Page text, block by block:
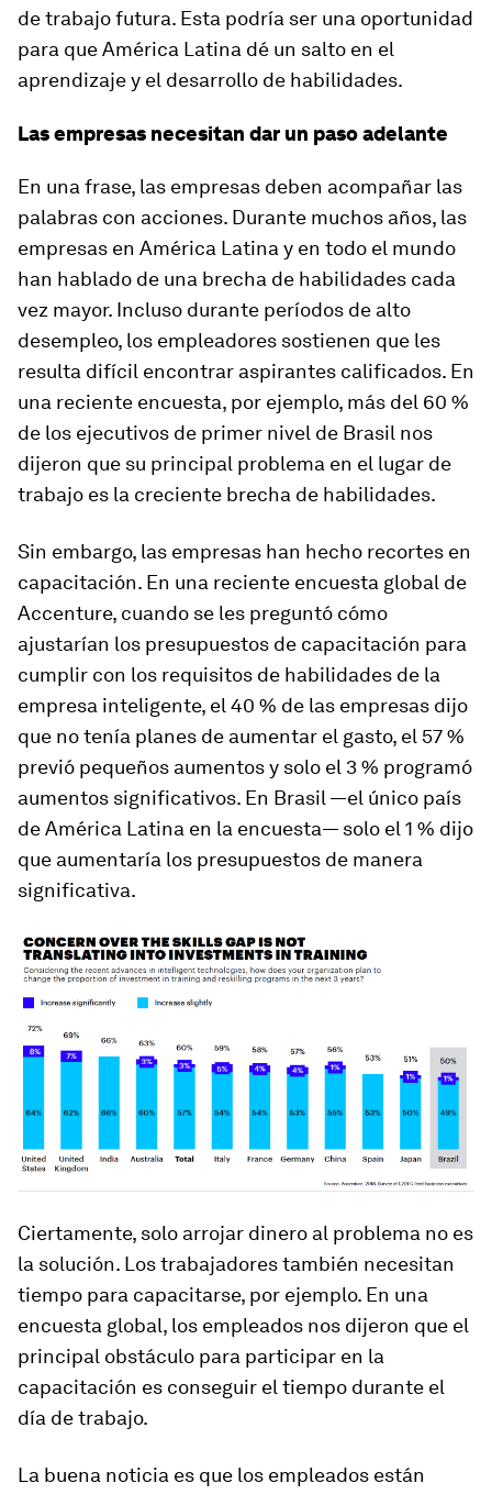
de trabajo futura. Esta podría ser una oportunidad
para que América Latina dé un salto en el
aprendizaje y el desarrollo de habilidades.
Las empresas necesitan dar un paso adelante
En una frase, las empresas deben acompañar las
palabras con acciones. Durante muchos años, las
empresas en América Latina y en todo el mundo
han hablado de una brecha de habilidades cada
vez mayor. Incluso durante períodos de alto
desempleo, los empleadores sostienen que les
resulta difícil encontrar aspirantes calificados. En
una reciente encuesta, por ejemplo, más del 60 %
de los ejecutivos de primer nivel de Brasil nos
dijeron que su principal problema en el lugar de
trabajo es la creciente brecha de habilidades.
Sin embargo, las empresas han hecho recortes en
capacitación. En una reciente encuesta global de
Accenture, cuando se les preguntó cómo
ajustarían los presupuestos de capacitación para
cumplir con los requisitos de habilidades de la
empresa inteligente, el 40 % de las empresas dijo
que no tenía planes de aumentar el gasto, el 57 %
previó pequeños aumentos y solo el 3 % programó
aumentos significativos. En Brasil —el único país
de América Latina en la encuesta— solo el 1 % dijo
que aumentaría los presupuestos de manera
significativa.
Ciertamente, solo arrojar dinero al problema no es
la solución. Los trabajadores también necesitan
tiempo para capacitarse, por ejemplo. En una
encuesta global, los empleados nos dijeron que el
principal obstáculo para participar en la
capacitación es conseguir el tiempo durante el
día de trabajo.
La buena noticia es que los empleados están